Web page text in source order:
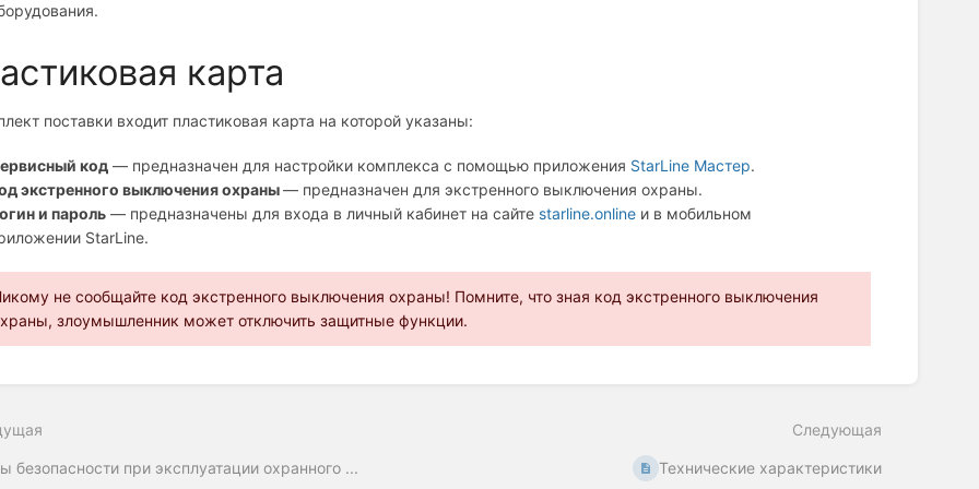
карта
поставки входит пластиковая карта на которой указаны:
код — предназначен для настройки комплекса с помощью приложения StarLine Мастер.
экстренного выключения охраны— предназначен для экстренного выключения охраны.
и пароль — предназначены для входа в личный кабинет на сайте starline.online и в мобильном
StarLine.
не сообщайте код экстренного выключения охраны! Помните, что зная код экстренного выключения
злоумышленник может отключить защитные функции.
безопасности при эксплуатации охранного ...
Следующая
Технические характеристики